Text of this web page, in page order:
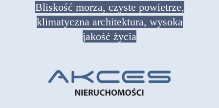
Bliskość morza, czyste powietrze,
klimatyczna architektura, wysoka
jakość życia